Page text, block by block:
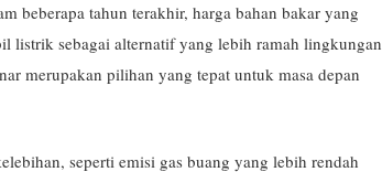
beberapa tahun terakhir, harga bahan bakar yang
listrik sebagai alternatif yang lebih ramah lingkungan
merupakan pilihan yang tepat untuk masa depan
seperti emisi gas buang yang lebih rendah